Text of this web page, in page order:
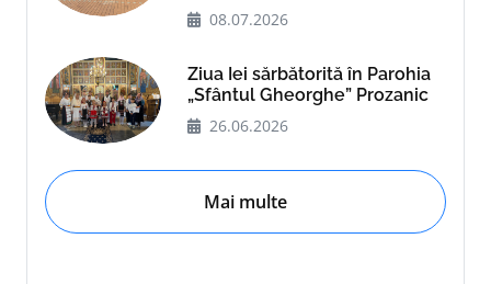
08.07.2026
Ziua Iei sărbătorită în Parohia
„Sfântul Gheorghe” Prozanic
26.06.2026
Mai multe